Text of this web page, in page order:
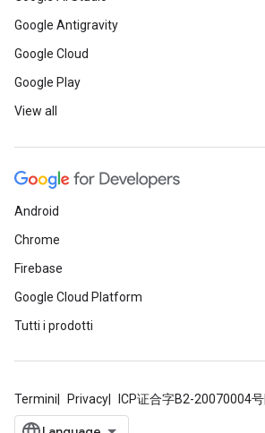
Google Antigravity
Google Cloud
Google Play
View all
Android
Chrome
Firebase
Google Cloud Platform
Tutti i prodotti
Termini Privacy ICP证合字B2-20070004号